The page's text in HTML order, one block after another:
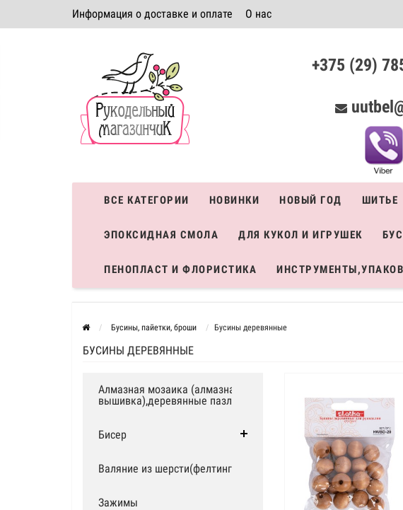
Информация о доставке и оплате О нас
Система скидок +375 (29)
ВСЕ КАТЕГОРИИ НОВИНКИ НОВЫЙ ГОД ШИТЬЕ
ЭПОКСИДНАЯ СМОЛА ДЛЯ КУКОЛ И ИГРУШЕК
ПЕНОПЛАСТ И ФЛОРИСТИКА
Бусины, пайетки, броши Бусины деревянные
БУСИНЫ ДЕРЕВЯННЫЕ
Алмазная мозаика (алмазная
вышивка),деревянные пазлы
Бисер
Валяние из шерсти(фелтинг)
Зажимы